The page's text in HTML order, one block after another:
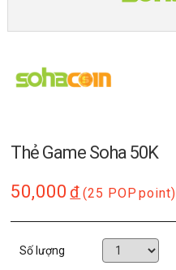
Thẻ Game Soha 50K
50,000 đ (25 POP point)
Số lượng